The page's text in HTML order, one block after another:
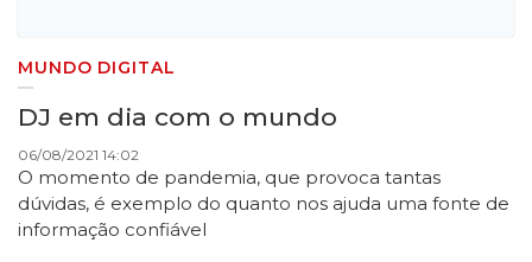
MUNDO DIGITAL
DJ em dia com o mundo
06/08/2021 14:02
O momento de pandemia, que provoca tantas
dúvidas, é exemplo do quanto nos ajuda uma fonte de
informação confiável